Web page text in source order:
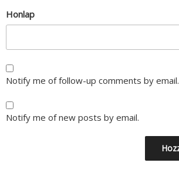
Honlap
Notify me of follow-up comments by email.
Notify me of new posts by email.